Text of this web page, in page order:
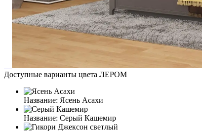
Доступные варианты цвета ЛЕРОМ
Название: Ясень Асахи
Название: Серый Кашемир